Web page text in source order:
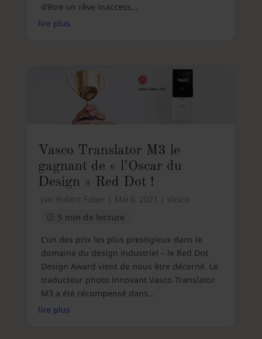
d’être un rêve inaccess...
lire plus
Vasco Translator M3 le
gagnant de « l’Oscar du
Design » Red Dot !
par Robert Faber Mai 6, 2021
Vasco
5 min de lecture
L’un des prix les plus prestigieux dans le
domaine du design industriel – le Red Dot
Design Award vient de nous être décerné. Le
traducteur photo innovant Vasco Translator
M3 a été récompensé dans...
lire plus